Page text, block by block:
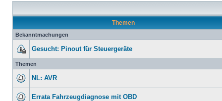
Themen
Bekanntmachungen
Gesucht: Pinout für Steuergeräte
Themen
NL: AVR
Errata Fahrzeugdiagnose mit OBD